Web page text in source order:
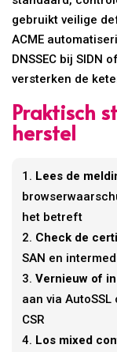
gebruikt veilige
ACME
DNSSEC bij SIDN
versterken de
Praktisch
herstel
Lees de
het betreft
Check de
SAN en
Vernieuw of
aan via
CSR
Los mixed